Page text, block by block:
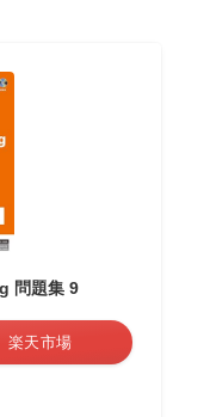
問題集 9
楽天市場